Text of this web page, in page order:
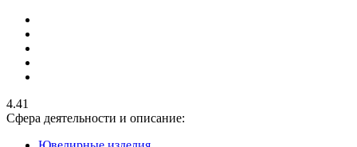
4.41
Сфера деятельности и описание: